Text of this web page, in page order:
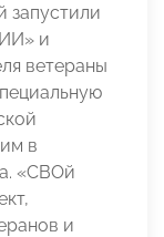
запустили
и
ветераны
в
«СВОй
и